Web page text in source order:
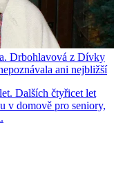
Drbohlavová z Dívky
ani nejbližší
Dalších čtyřicet let
v domově pro seniory,